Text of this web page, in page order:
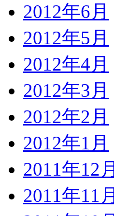
2012年6月
2012年5月
2012年4月
2012年3月
2012年2月
2012年1月
2011年12月
2011年11月